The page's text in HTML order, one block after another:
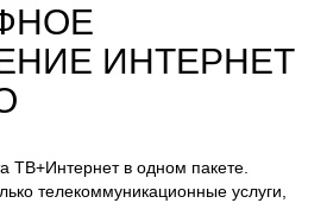
ИНТЕРНЕТ
в одном пакете.
телекоммуникационные услуги,